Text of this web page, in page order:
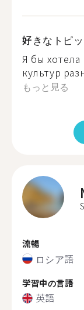
好きなトピ
Я бы
культур
もっと見る
流暢
ロシア語
学習中の言語
英語